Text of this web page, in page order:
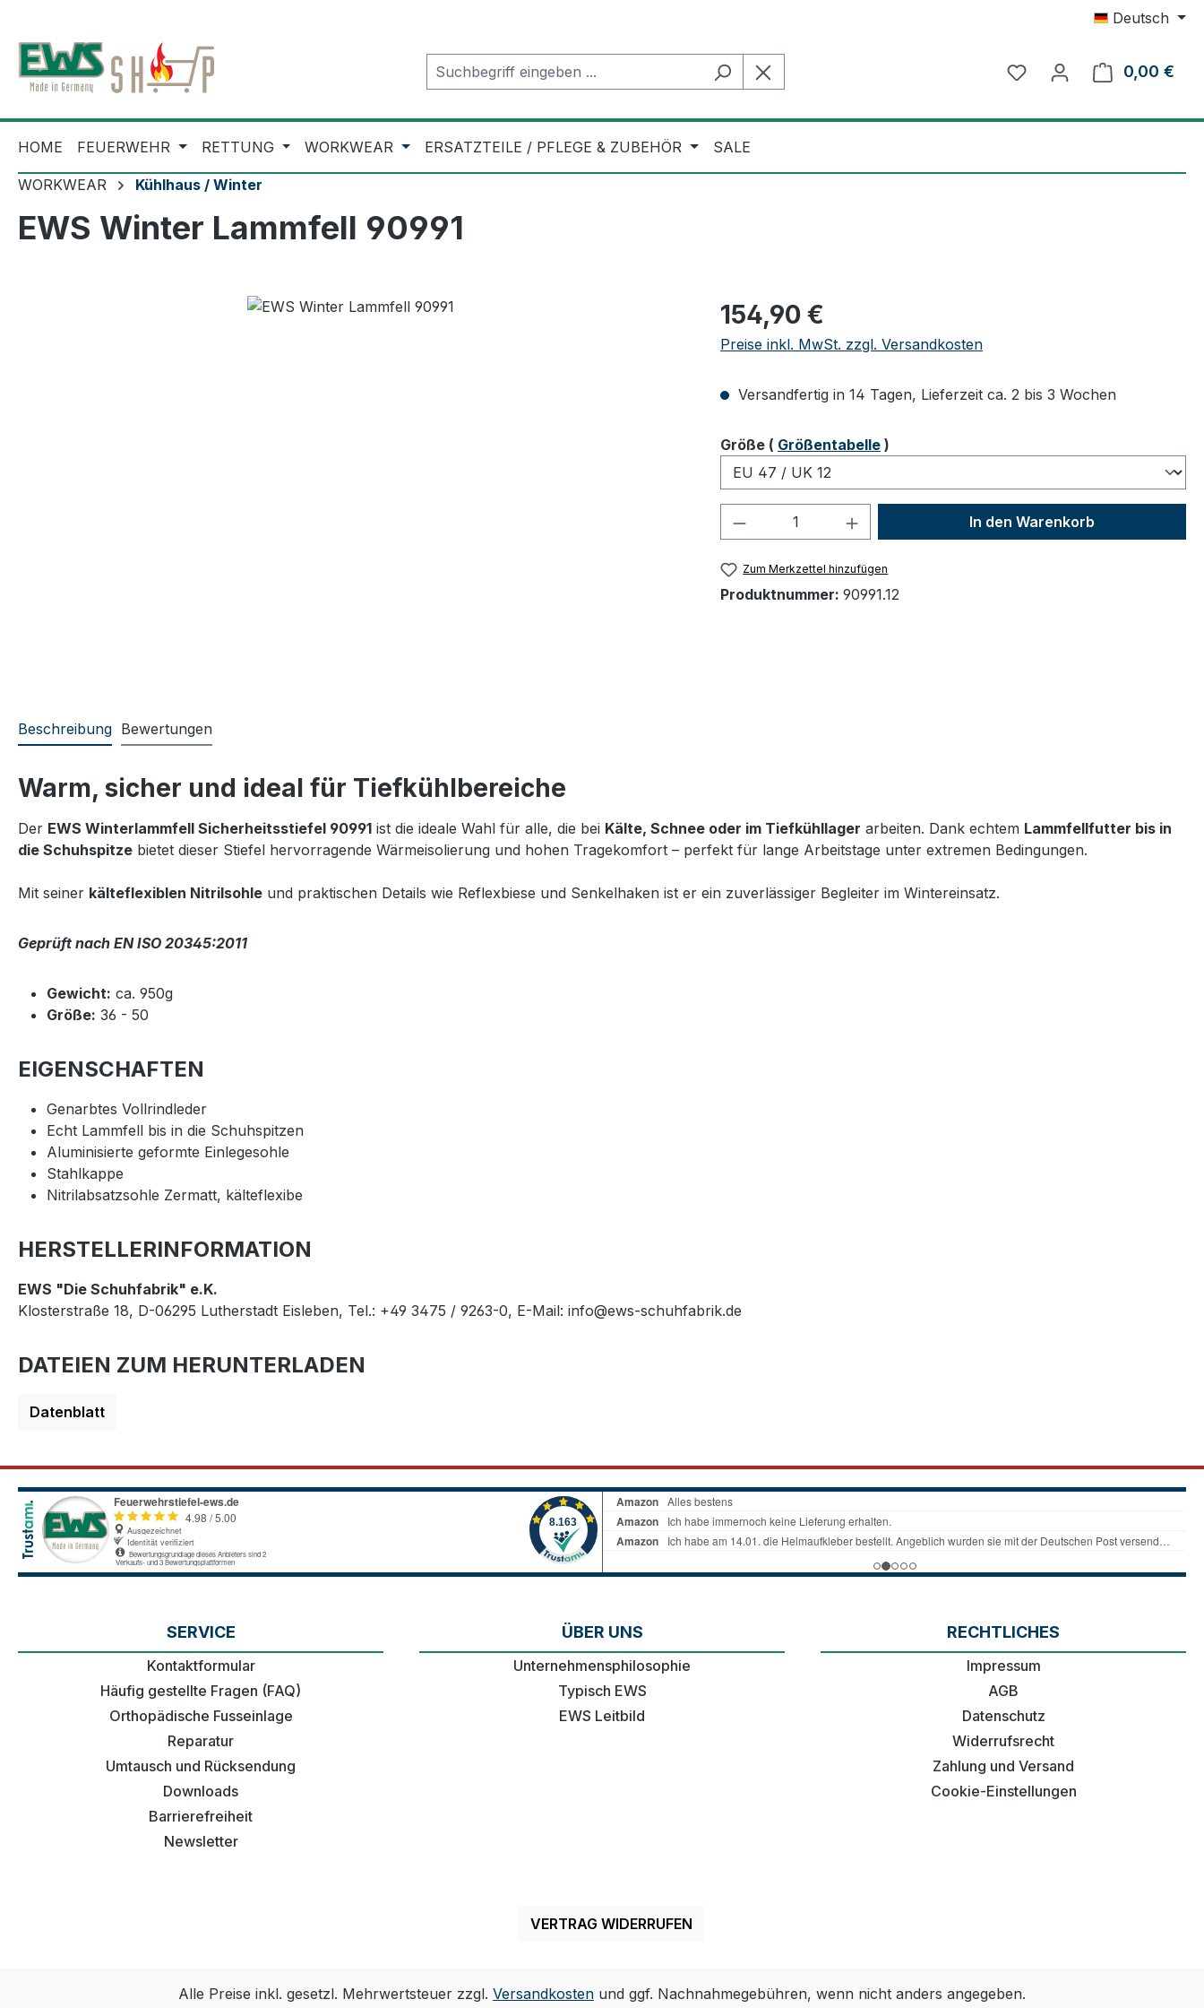
Deutsch
0,00 €
HOME FEUERWEHR RETTUNG WORKWEAR ERSATZTEILE / PFLEGE & ZUBEHÖR SALE
WORKWEAR Kühlhaus / Winter
EWS Winter Lammfell 90991
Regulärer Preis:
154,90 €
Preise inkl. MwSt. zzgl. Versandkosten
Versandfertig in 14 Tagen, Lieferzeit ca. 2 bis 3 Wochen
Größeauswählen
( Größentabelle )
Produkt Anzahl: Gib den gewünschten Wert
In den Warenkorb
Zum Merkzettel hinzufügen
Produktnummer: 90991.12
Beschreibung Bewertungen
Warm, sicher und ideal für Tiefkühlbereiche
Der EWS Winterlammfell Sicherheitsstiefel 90991 ist die ideale Wahl für alle, die bei Kälte, Schnee oder im Tiefkühllager arbeiten. Dank echtem Lammfellfutter bis in
die Schuhspitze bietet dieser Stiefel hervorragende Wärmeisolierung und hohen Tragekomfort – perfekt für lange Arbeitstage unter extremen Bedingungen.
Mit seiner kälteflexiblen Nitrilsohle und praktischen Details wie Reflexbiese und Senkelhaken ist er ein zuverlässiger Begleiter im Wintereinsatz.
Geprüft nach EN ISO 20345:2011
Gewicht: ca. 950g
Größe: 36 - 50
EIGENSCHAFTEN
Genarbtes Vollrindleder
Echt Lammfell bis in die Schuhspitzen
Aluminisierte geformte Einlegesohle
Stahlkappe
Nitrilabsatzsohle Zermatt, kälteflexibe
HERSTELLERINFORMATION
EWS "Die Schuhfabrik" e.K.
Klosterstraße 18, D-06295 Lutherstadt Eisleben, Tel.: +49 3475 / 9263-0, E-Mail: info@ews-schuhfabrik.de
DATEIEN ZUM HERUNTERLADEN
Datenblatt
SERVICE
Kontaktformular
Häufig gestellte Fragen (FAQ)
Orthopädische Fusseinlage
Reparatur
Umtausch und Rücksendung
Downloads
Barrierefreiheit
Newsletter
ÜBER UNS
Unternehmensphilosophie
Typisch EWS
EWS Leitbild
RECHTLICHES
Impressum
AGB
Datenschutz
Widerrufsrecht
Zahlung und Versand
Cookie-Einstellungen
VERTRAG WIDERRUFEN
Alle Preise inkl. gesetzl. Mehrwertsteuer zzgl. Versandkosten und ggf. Nachnahmegebühren, wenn nicht anders angegeben.